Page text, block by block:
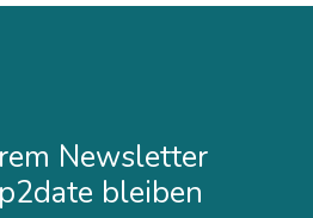
Newsletter
bleiben